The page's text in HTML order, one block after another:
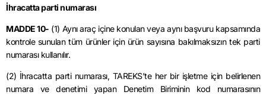
İhracatta parti numarası
MADDE 10- (1) Aynı araç içine konulan veya aynı başvuru kapsamında
kontrole sunulan tüm ürünler için ürün sayısına bakılmaksızın tek parti
numarası kullanılır.
(2) İhracatta parti numarası, TAREKS’te her bir işletme için belirlenen
numara ve denetimi yapan Denetim Biriminin kod numarasının